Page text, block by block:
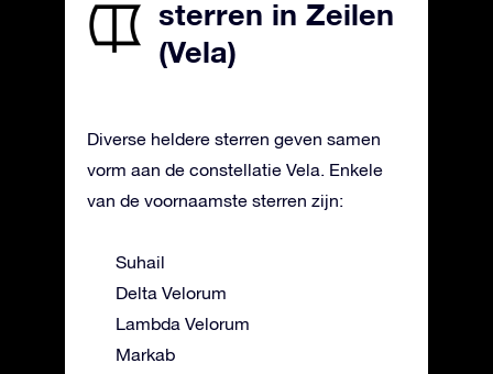
sterren in Zeilen
(Vela)
Diverse heldere sterren geven samen
vorm aan de constellatie Vela. Enkele
van de voornaamste sterren zijn:
Suhail
Delta Velorum
Lambda Velorum
Markab